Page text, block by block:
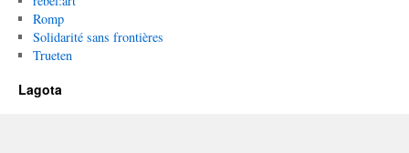
Romp
Solidarité sans frontières
Trueten
Lagota